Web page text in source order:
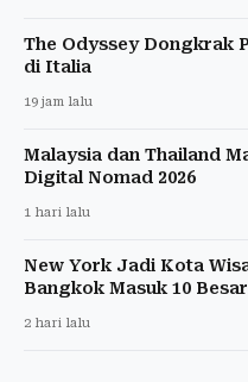
The Odyssey Dongkrak
di Italia
19 jam lalu
Malaysia dan Thailand
Digital Nomad 2026
1 hari lalu
New York Jadi Kota
Bangkok Masuk 10 Besar
2 hari lalu